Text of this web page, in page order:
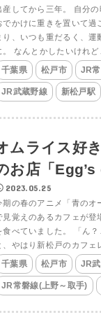
産してから三年。 自分
でかけに重きを置いて過
り、いつも重だるく、運
。 なんとかしたいけれど
千葉県 松戸市 JR
JR武蔵野線 新松戸駅
ムライス好
お店「Egg’s
2023.05.25
期の春のアニメ「青のオ
見覚えのあるカフェが登
食べていました。 「ん
、やはり新松戸のカフェ
千葉県 松戸市 JR
JR常磐線(上野～取手)